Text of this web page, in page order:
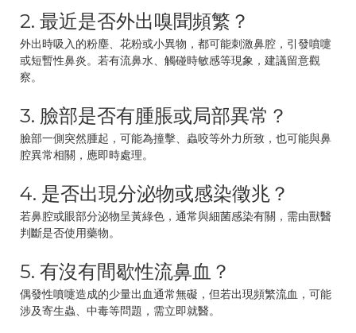
2. 最近是否外出嗅聞頻繁？
外出時吸入的粉塵、花粉或小異物，都可能刺激鼻腔，引發噴嚏
或短暫性鼻炎。若有流鼻水、觸碰時敏感等現象，建議留意觀
察。
3. 臉部是否有腫脹或局部異常？
臉部一側突然腫起，可能為撞擊、蟲咬等外力所致，也可能與鼻
腔異常相關，應即時處理。
4. 是否出現分泌物或感染徵兆？
若鼻腔或眼部分泌物呈黃綠色，通常與細菌感染有關，需由獸醫
判斷是否使用藥物。
5. 有沒有間歇性流鼻血？
偶發性噴嚏造成的少量出血通常無礙，但若出現頻繁流血，可能
涉及寄生蟲、中毒等問題，需立即就醫。